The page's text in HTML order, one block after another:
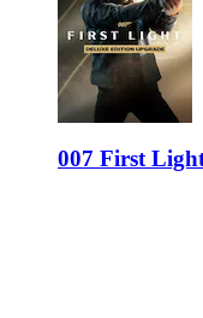
007 First